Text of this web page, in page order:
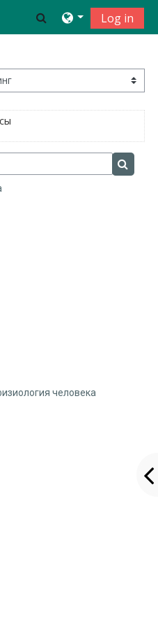
Toggle search
Log in
Search
человека